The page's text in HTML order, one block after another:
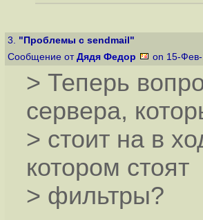
3. "Проблемы с sendmail"
Сообщение от Дядя Федор on 15-
> Теперь
сервера,
> стоит на в
котором стоят
> фильтры?